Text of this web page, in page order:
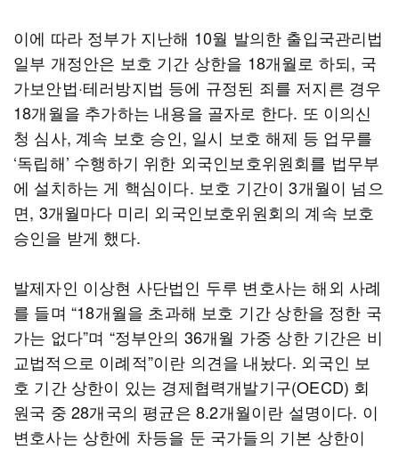
이에 따라 정부가 지난해 10월 발의한 출입국관리법
일부 개정안은 보호 기간 상한을 18개월로 하되, 국
가보안법·테러방지법 등에 규정된 죄를 저지른 경우
18개월을 추가하는 내용을 골자로 한다. 또 이의신
청 심사, 계속 보호 승인, 일시 보호 해제 등 업무를
‘독립해’ 수행하기 위한 외국인보호위원회를 법무부
에 설치하는 게 핵심이다. 보호 기간이 3개월이 넘으
면, 3개월마다 미리 외국인보호위원회의 계속 보호
승인을 받게 했다.
발제자인 이상현 사단법인 두루 변호사는 해외 사례
를 들며 “18개월을 초과해 보호 기간 상한을 정한 국
가는 없다”며 “정부안의 36개월 가중 상한 기간은 비
교법적으로 이례적”이란 의견을 내놨다. 외국인 보
호 기간 상한이 있는 경제협력개발기구(OECD) 회
원국 중 28개국의 평균은 8.2개월이란 설명이다. 이
변호사는 상한에 차등을 둔 국가들의 기본 상한이